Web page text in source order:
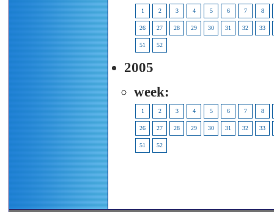
1 2 3 4 5 6 7 8
26 27 28 29 30 31 32 33
51 52
2005
week:
1 2 3 4 5 6 7 8
26 27 28 29 30 31 32 33
51 52